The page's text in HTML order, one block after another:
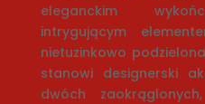
eleganckim
intrygującym
nietuzinkowo
stanowi designerski
dwóch